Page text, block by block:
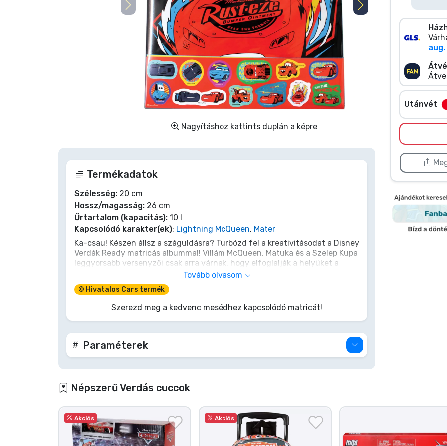
Nagyításhoz kattints duplán a képre
aug.
Utánvét
Termékadatok
Szélesség: 20 cm
Hossz/magasság: 26 cm
Űrtartalom (kapacitás): 10 l
Kapcsolódó karakter(ek): Lightning McQueen, Mater
Ka-csau! Készen állsz a száguldásra? Turbózd fel a kreativitásodat a Disney
Verdák Ready matricás albummal! Villám McQueen, Matuka és a Szelep Kupa
leggyorsabb versenyzői csak arra várnak, hogy elfoglalják a helyüket a
rajtvonalon. Ez az album 50 db vagány matricát rejt, amelyekkel saját
versenypályát építhetsz a füzeteidben vagy a szobádban. Ne fékezz,
nyomj egy padlógázt, és gyűjtsd össze a legmenőbb verdákat! Mert tudod:
a sebesség én vagyok!
Tovább olvasom
© Hivatalos Cars termék
Szerezd meg a kedvenc mesédhez kapcsolódó matricát!
Paraméterek
Népszerű Verdás cuccok
Akciós Akciós
Gamer cuccok
Sportos cuccok
Zenés cuccok
Terméktípusok